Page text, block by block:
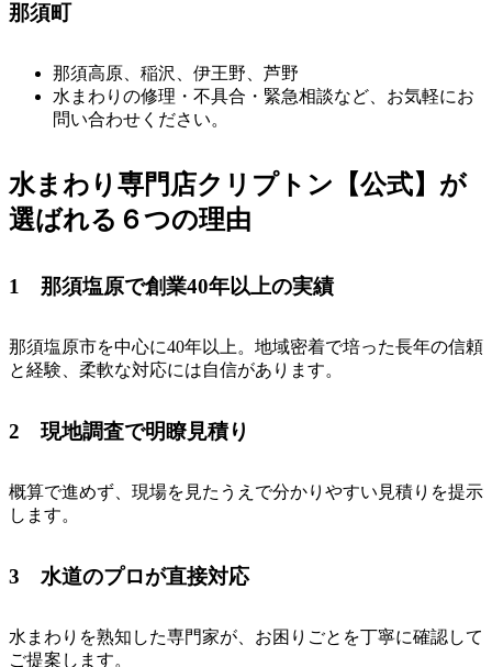
那須町
那須高原、稲沢、伊王野、芦野
水まわりの修理・不具合・緊急相談など、お気軽にお
問い合わせください。
水まわり専門店クリプトン【公式】が
選ばれる６つの理由
1 那須塩原で創業40年以上の実績
那須塩原市を中心に40年以上。地域密着で培った長年の信頼
と経験、柔軟な対応には自信があります。
2 現地調査で明瞭見積り
概算で進めず、現場を見たうえで分かりやすい見積りを提示
します。
3 水道のプロが直接対応
水まわりを熟知した専門家が、お困りごとを丁寧に確認して
ご提案します。